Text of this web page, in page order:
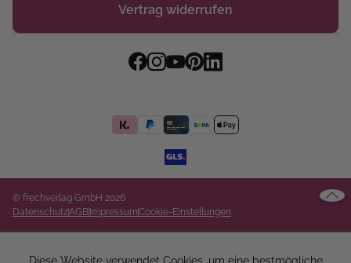
Vertrag widerrufen
© frechverlag GmbH 2026
DatenschutzAGB ImpressumCookie-Einstellungen